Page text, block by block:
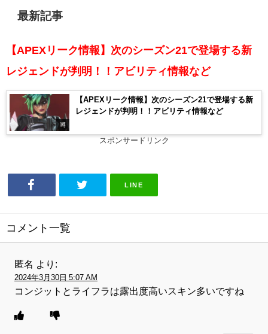
最新記事
【APEXリーク情報】次のシーズン21で登場する新
レジェンドが判明！！アビリティ情報など
噂
【APEXリーク情報】次のシーズン21で登場する新
レジェンドが判明！！アビリティ情報など
スポンサードリンク
LINE
コメント一覧
匿名 より:
2024年3月30日 5:07 AM
コンジットとライフラは露出度高いスキン多いですね